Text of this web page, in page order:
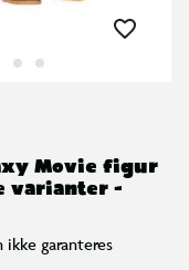
Movie figur
varianter -
garanteres